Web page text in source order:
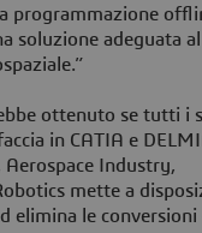
programmazione
soluzione adeguata al
ottenuto se tutti i
in CATIA e
Industry,
mette a
elimina le conversioni